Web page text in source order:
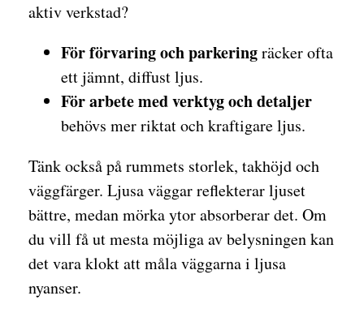
aktiv verkstad?
För förvaring och parkeringräcker ofta
ett jämnt, diffust ljus.
För arbete med verktyg och detaljer
behövs mer riktat och kraftigare ljus.
Tänk också på rummets storlek, takhöjd och
väggfärger. Ljusa väggar reflekterar ljuset
bättre, medan mörka ytor absorberar det. Om
du vill få ut mesta möjliga av belysningen kan
det vara klokt att måla väggarna i ljusa
nyanser.